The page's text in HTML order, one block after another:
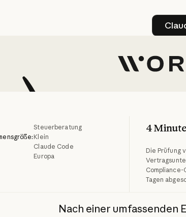
Steuerberatung
Klein
Claude Code
Europa
4
Die Prüfung
Tagen
Nach einer umfassenden